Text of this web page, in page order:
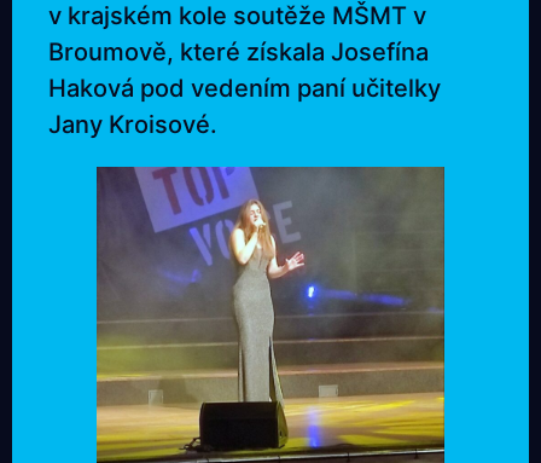
v krajském kole soutěže MŠMT v
Broumově, které získala Josefína
Haková pod vedením paní učitelky
Jany Kroisové.